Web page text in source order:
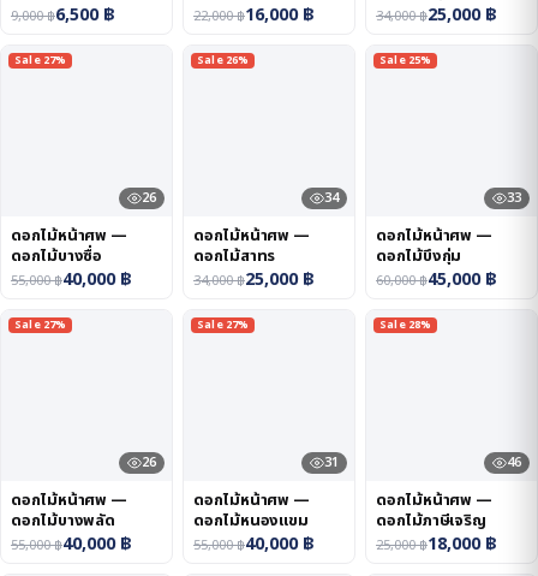
9,000฿6,500฿ 22,000฿16,000฿ 34,000฿25,000฿
Sale 27%
26
ดอกไม้หน้าศพ —
ดอกไม้บางซื่อ
55,000฿40,000฿
Sale 26%
34
ดอกไม้หน้าศพ —
ดอกไม้สาทร
34,000฿25,000฿
Sale 25%
33
ดอกไม้หน้าศพ —
ดอกไม้บึงกุ่ม
60,000฿45,000฿
Sale 27%
26
ดอกไม้หน้าศพ —
ดอกไม้บางพลัด
55,000฿40,000฿
Sale 27%
31
ดอกไม้หน้าศพ —
ดอกไม้หนองแขม
55,000฿40,000฿
Sale 28%
46
ดอกไม้หน้าศพ —
ดอกไม้ภาษีเจริญ
25,000฿18,000฿